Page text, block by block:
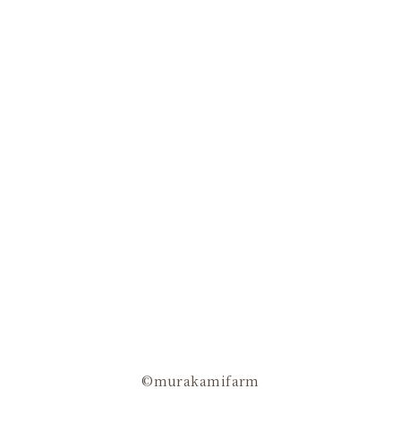
©murakamifarm